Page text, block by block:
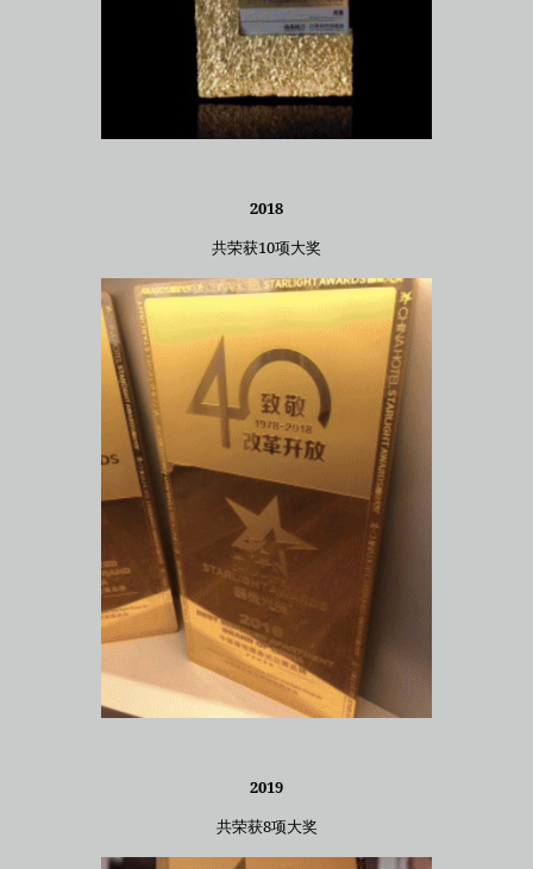
2018
共荣获10项大奖
2019
共荣获8项大奖